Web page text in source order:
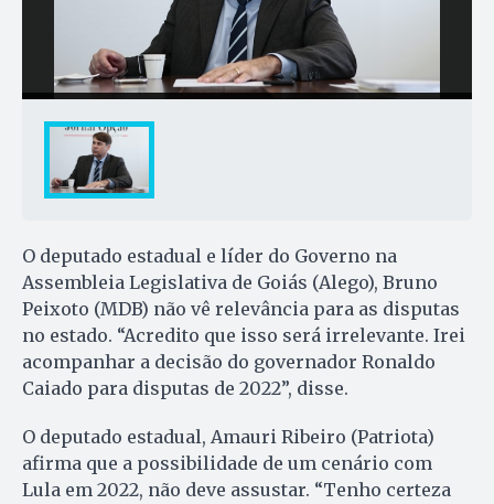
O deputado estadual e líder do Governo na
Assembleia Legislativa de Goiás (Alego), Bruno
Peixoto (MDB) não vê relevância para as disputas
no estado. “Acredito que isso será irrelevante. Irei
acompanhar a decisão do governador Ronaldo
Caiado para disputas de 2022”, disse.
O deputado estadual, Amauri Ribeiro (Patriota)
afirma que a possibilidade de um cenário com
Lula em 2022, não deve assustar. “Tenho certeza